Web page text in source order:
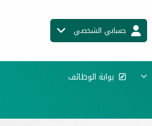
حسابي الشخصي
بوابة الوظائف